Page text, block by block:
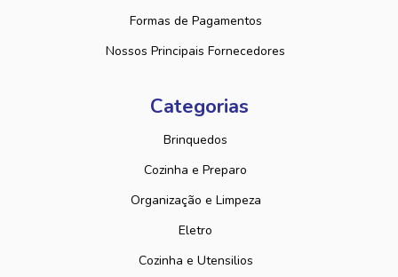
Formas de Pagamentos
Nossos Principais Fornecedores
Categorias
Brinquedos
Cozinha e Preparo
Organização e Limpeza
Eletro
Cozinha e Utensilios